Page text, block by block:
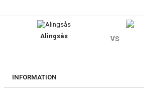
DOKUMENT
Alingsås vs
INFORMATION